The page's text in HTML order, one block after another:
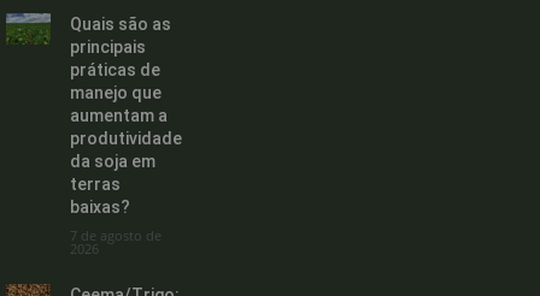
Quais são as
principais
práticas de
manejo que
aumentam a
produtividade
da soja em
terras
baixas?
7 de agosto de
2026